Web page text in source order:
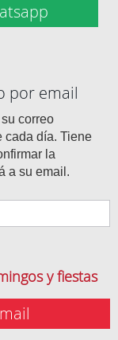
por email
correo
cada día. Tiene
la
a su email.
y fiestas